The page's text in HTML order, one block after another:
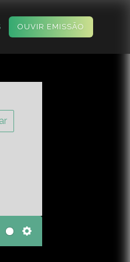
OUVIR EMISSÃO
Settings